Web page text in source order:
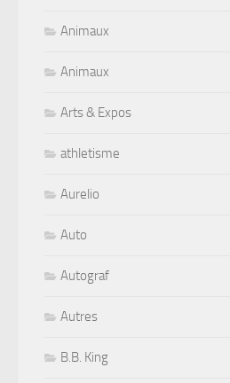
Animaux
Animaux
Arts & Expos
athletisme
Aurelio
Auto
Autograf
Autres
B.B. King